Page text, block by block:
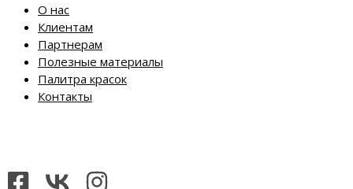
О нас
Клиентам
Партнерам
Полезные материалы
Палитра красок
Контакты